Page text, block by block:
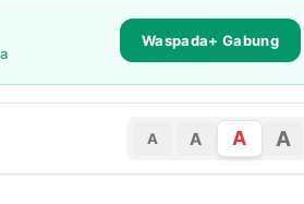
Waspada+ Gabung
A A A A